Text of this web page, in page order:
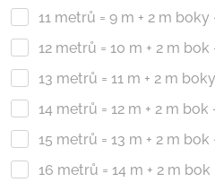
11 metrů = 9 m + 2 m boky
12 metrů = 10 m + 2 m
13 metrů = 11 m + 2 m
14 metrů = 12 m + 2 m bok
15 metrů = 13 m + 2 m bok
16 metrů = 14 m + 2 m